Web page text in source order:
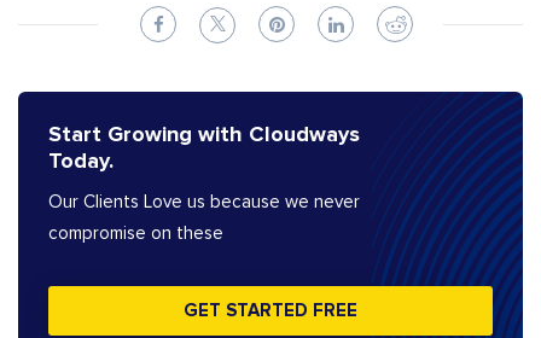
Start Growing with Cloudways
Today.
Our Clients Love us because we never
compromise on these
GET STARTED FREE